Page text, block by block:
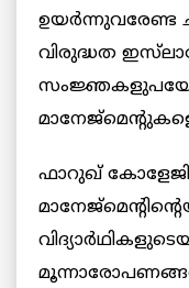
ഉയര്‍ന്നുവരേണ്ട
വിരുദ്ധത
ഫാറുഖ്